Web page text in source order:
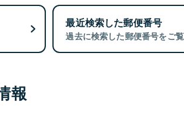
最近検索した郵便番号
過去に検索した郵便番号をご覧
報